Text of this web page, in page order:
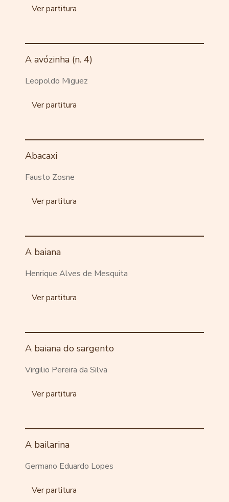
Ver partitura
A avózinha (n. 4)
Leopoldo Miguez
Ver partitura
Abacaxi
Fausto Zosne
Ver partitura
A baiana
Henrique Alves de Mesquita
Ver partitura
A baiana do sargento
Virgilio Pereira da Silva
Ver partitura
A bailarina
Germano Eduardo Lopes
Ver partitura